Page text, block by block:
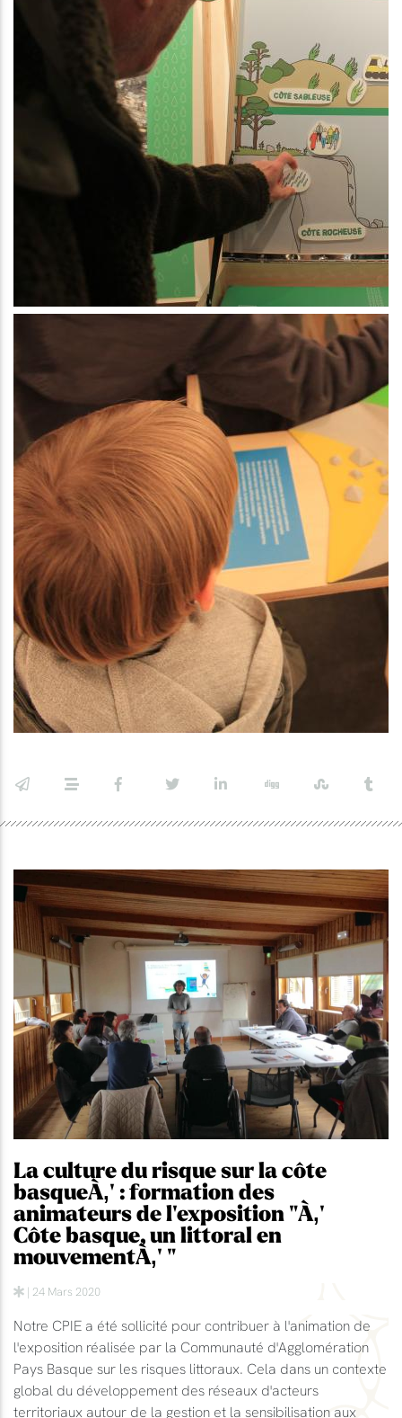
La culture du risque sur la côte
basqueÀ‚' : formation des
animateurs de l'exposition "À‚'
Côte basque, un littoral en
mouvementÀ‚' "
| 24 Mars 2020
Notre CPIE a été sollicité pour contribuer à l'animation de
l'exposition réalisée par la Communauté d'Agglomération
Pays Basque sur les risques littoraux. Cela dans un contexte
global du développement des réseaux d'acteurs
territoriaux autour de la gestion et la sensibilisation aux